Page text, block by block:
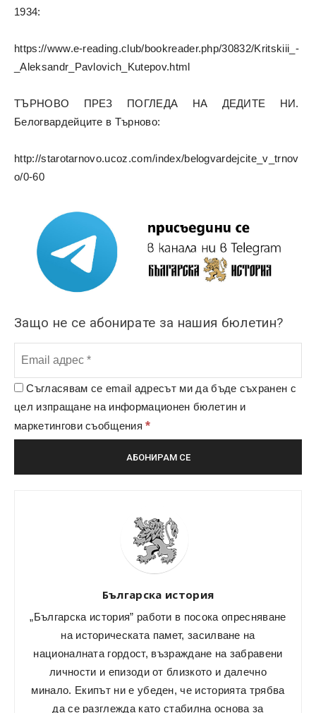
1934:
https://www.e-reading.club/bookreader.php/30832/Kritskiii_-
_Aleksandr_Pavlovich_Kutepov.html
ТЪРНОВО ПРЕЗ ПОГЛЕДА НА ДЕДИТЕ НИ.
Белогвардейците в Търново:
http://starotarnovo.ucoz.com/index/belogvardejcite_v_trnov
o/0-60
Защо не се абонирате за нашия бюлетин?
Съгласявам се email адресът ми да бъде съхранен с
цел изпращане на информационен бюлетин и
маркетингови съобщения*
Българска история
„Българска история” работи в посока опресняване
на историческата памет, засилване на
националната гордост, възраждане на забравени
личности и епизоди от близкото и далечно
минало. Екипът ни е убеден, че историята трябва
да се разглежда като стабилна основа за